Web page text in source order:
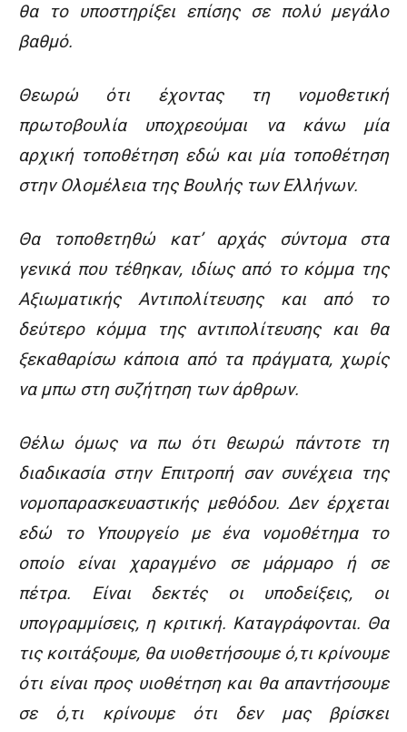
θα το υποστηρίξει επίσης σε πολύ μεγάλο
βαθμό.
Θεωρώ ότι έχοντας τη νομοθετική
πρωτοβουλία υποχρεούμαι να κάνω μία
αρχική τοποθέτηση εδώ και μία τοποθέτηση
στην Ολομέλεια της Βουλής των Ελλήνων.
Θα τοποθετηθώ κατ’ αρχάς σύντομα στα
γενικά που τέθηκαν, ιδίως από το κόμμα της
Αξιωματικής Αντιπολίτευσης και από το
δεύτερο κόμμα της αντιπολίτευσης και θα
ξεκαθαρίσω κάποια από τα πράγματα, χωρίς
να μπω στη συζήτηση των άρθρων.
Θέλω όμως να πω ότι θεωρώ πάντοτε τη
διαδικασία στην Επιτροπή σαν συνέχεια της
νομοπαρασκευαστικής μεθόδου. Δεν έρχεται
εδώ το Υπουργείο με ένα νομοθέτημα το
οποίο είναι χαραγμένο σε μάρμαρο ή σε
πέτρα. Είναι δεκτές οι υποδείξεις, οι
υπογραμμίσεις, η κριτική. Καταγράφονται. Θα
τις κοιτάξουμε, θα υιοθετήσουμε ό,τι κρίνουμε
ότι είναι προς υιοθέτηση και θα απαντήσουμε
σε ό,τι κρίνουμε ότι δεν μας βρίσκει